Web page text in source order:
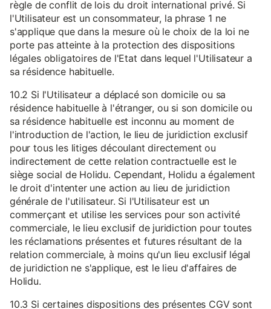
règle de conflit de lois du droit international privé. Si
l'Utilisateur est un consommateur, la phrase 1 ne
s'applique que dans la mesure où le choix de la loi ne
porte pas atteinte à la protection des dispositions
légales obligatoires de l'Etat dans lequel l'Utilisateur a
sa résidence habituelle.
10.2 Si l'Utilisateur a déplacé son domicile ou sa
résidence habituelle à l'étranger, ou si son domicile ou
sa résidence habituelle est inconnu au moment de
l'introduction de l'action, le lieu de juridiction exclusif
pour tous les litiges découlant directement ou
indirectement de cette relation contractuelle est le
siège social de Holidu. Cependant, Holidu a également
le droit d'intenter une action au lieu de juridiction
générale de l'utilisateur. Si l'Utilisateur est un
commerçant et utilise les services pour son activité
commerciale, le lieu exclusif de juridiction pour toutes
les réclamations présentes et futures résultant de la
relation commerciale, à moins qu'un lieu exclusif légal
de juridiction ne s'applique, est le lieu d'affaires de
Holidu.
10.3 Si certaines dispositions des présentes CGV sont